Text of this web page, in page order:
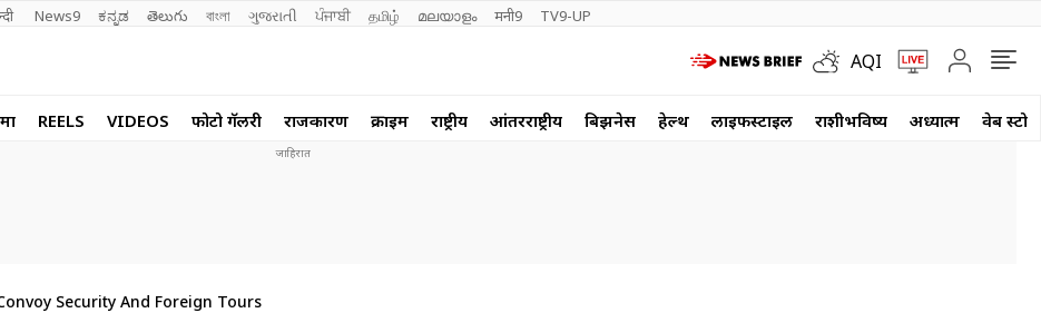
News9 ಕನ್ನಡ తెలుగు বাংলা ગુજરાતી ਪੰਜਾਬੀ தமிழ் മലയാളം मनी9 TV9-UP
AQI
REELS VIDEOS फोटो गॅलरी राजकारण क्राईम राष्ट्रीय आंतरराष्ट्रीय बिझनेस हेल्थ लाईफस्टाईल राशीभविष्य अध्यात्म वेब
Security And Foreign Tours